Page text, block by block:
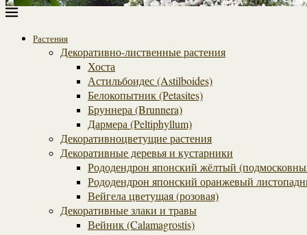
Растения
Декоративно-лиственные растения
Хоста
Астильбоидес (Astilboides)
Белокопытник (Рetasites)
Бруннера (Brunnera)
Дармера (Peltiphyllum)
Декоративноцветущие растения
Декоративные деревья и кустарники
Рододендрон японский жёлтый
Рододендрон японский оранжевый
Вейгела цветущая (розовая)
Декоративные злаки и травы
Вейник (Calamagrostis)